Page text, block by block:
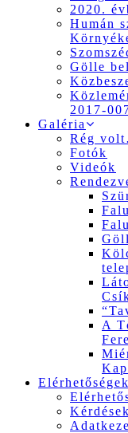
2020.
Humán
Gölle
2017-
Galéria
Rég
Fotók
Videók
A
Elérhetőségek